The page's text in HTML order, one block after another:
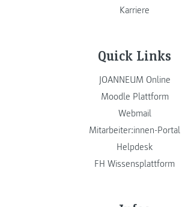
Karriere
Quick Links
JOANNEUM Online
Moodle Plattform
Webmail
Mitarbeiter:innen-Portal
Helpdesk
FH Wissensplattform